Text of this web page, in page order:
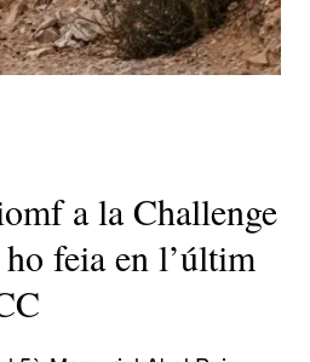
a la Challenge
feia en l’últim